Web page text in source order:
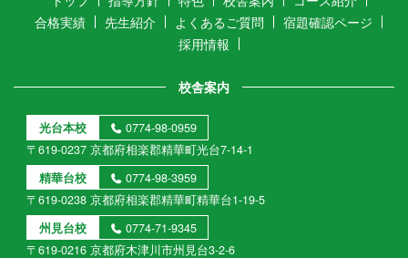
合格実績
先生紹介 よくあるご質問
宿題確認ページ
採用情報
校舎案内
光台本校
0774-98-0959
〒619-0237 京都府相楽郡精華町光台7-14-1
精華台校
0774-98-3959
〒619-0238 京都府相楽郡精華町精華台1-19-5
州見台校
0774-71-9345
〒619-0216 京都府木津川市州見台3-2-6